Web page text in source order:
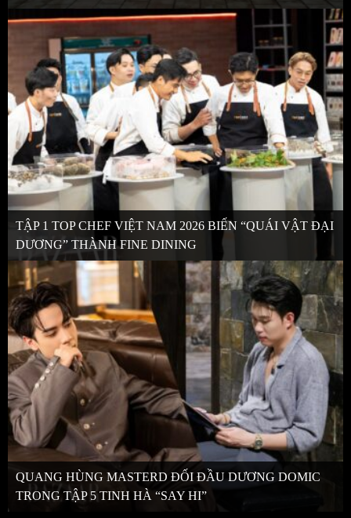
TẬP 1 TOP CHEF VIỆT NAM 2026 BIẾN “QUÁI VẬT ĐẠI
DƯƠNG” THÀNH FINE DINING
QUANG HÙNG MASTERD ĐỐI ĐẦU DƯƠNG DOMIC
TRONG TẬP 5 TINH HÀ “SAY HI”